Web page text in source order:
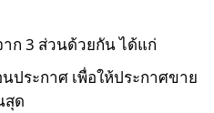
ก 3 ส่วนด้วยกัน ได้แก่
ประกาศ เพื่อให้ประกาศขาย
สุด